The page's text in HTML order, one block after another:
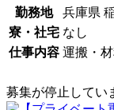
勤務地
兵庫県
寮・社宅 なし
仕事内容 運搬・
募集が停止してい